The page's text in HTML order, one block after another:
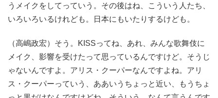
うメイクをしてっていう。その後はね、こういう人たち、
いろいろいるけれども。日本にもいたりするけども。
（高嶋政宏）そう。KISSってね、あれ、みんな歌舞伎に
メイク、影響を受けたって思っているんですけど。そうじ
ゃないんですよ。アリス・クーパーなんですよね。アリ
ス・クーパーっていう、ああいうちょっと近い、もうちょ